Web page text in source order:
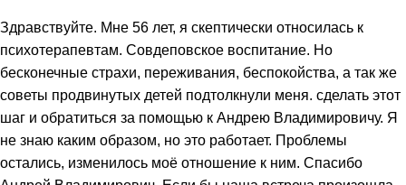
Здравствуйте. Мне 56 лет, я скептически относилась к
психотерапевтам. Совдеповское воспитание. Но
бесконечные страхи, переживания, беспокойства, а так же
советы продвинутых детей подтолкнули меня. сделать этот
шаг и обратиться за помощью к Андрею Владимировичу. Я
не знаю каким образом, но это работает. Проблемы
остались, изменилось моё отношение к ним. Спасибо